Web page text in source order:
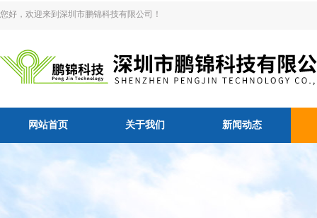
您好，欢迎来到深圳市鹏锦科技有限公司！
网站首页 关于我们 新闻动态